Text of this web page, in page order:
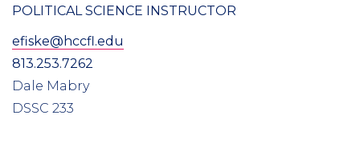
POLITICAL SCIENCE INSTRUCTOR
efiske@hccfl.edu
813.253.7262
Dale Mabry
DSSC 233